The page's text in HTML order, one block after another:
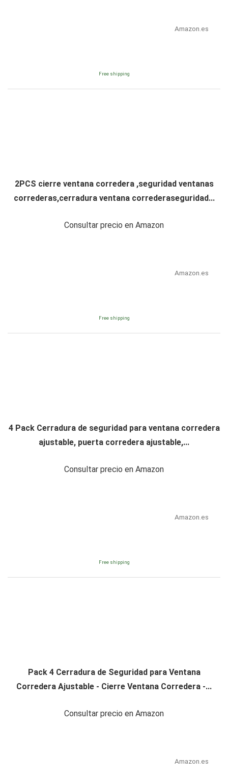
Amazon.es
Free shipping
2PCS cierre ventana corredera ,seguridad ventanas
correderas,cerradura ventana correderaseguridad...
Consultar precio en Amazon
Amazon.es
Free shipping
4 Pack Cerradura de seguridad para ventana corredera
ajustable, puerta corredera ajustable,...
Consultar precio en Amazon
Amazon.es
Free shipping
Pack 4 Cerradura de Seguridad para Ventana
Corredera Ajustable - Cierre Ventana Corredera -...
Consultar precio en Amazon
Amazon.es